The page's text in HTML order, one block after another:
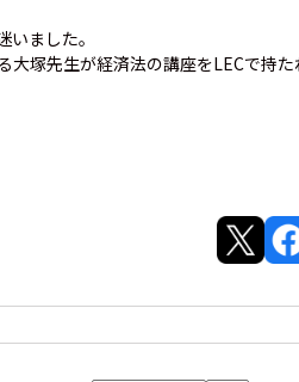
ました。
大塚先生が経済法の講座をLECで持た